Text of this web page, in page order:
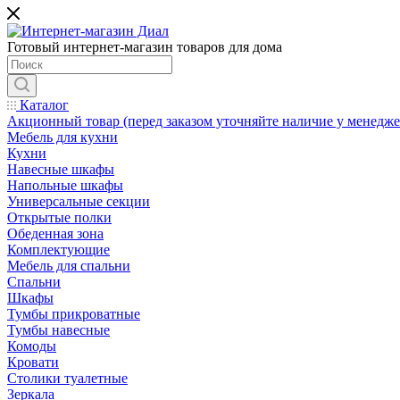
Готовый интернет-магазин товаров для дома
Каталог
Акционный товар (перед заказом уточняйте наличие у
Мебель для кухни
Кухни
Навесные шкафы
Напольные шкафы
Универсальные секции
Открытые полки
Обеденная зона
Комплектующие
Мебель для спальни
Спальни
Шкафы
Тумбы прикроватные
Тумбы навесные
Комоды
Кровати
Столики туалетные
Зеркала